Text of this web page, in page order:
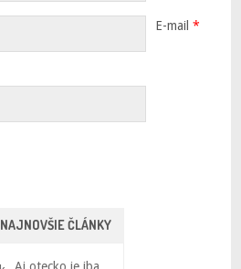
E-mail *
NAJNOVŠIE ČLÁNKY